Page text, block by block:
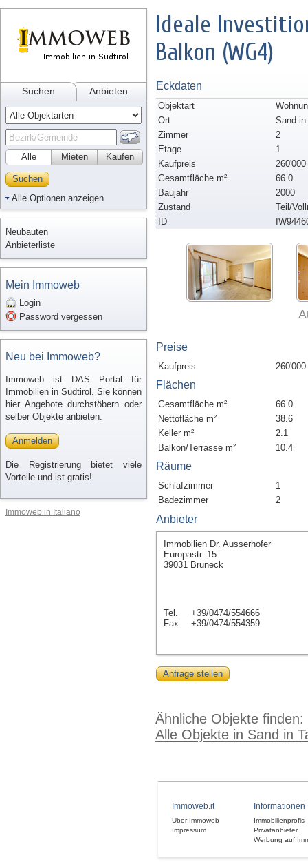
Suchen Anbieten
Alle Kaufen
Mieten
Suchen
Alle Optionen anzeigen
Neubauten
Anbieterliste
Mein Immoweb
Login
Password vergessen
Neu bei Immoweb?
Immoweb ist DAS Portal für
Immobilien in Südtirol. Sie können
hier Angebote durchstöbern oder
selber Objekte anbieten.
Anmelden
Die Registrierung bietet viele
Vorteile und ist gratis!
Immoweb in Italiano
Ideale
Balkon (WG4)
Eckdaten
Objektart
Ort
Sand in
Zimmer
2
Etage
1
Kaufpreis
260'000
Gesamtfläche m²
66.0
Baujahr
2000
Zustand
Teil/
ID
Preise
Kaufpreis 260'000
Flächen
Gesamtfläche m²
66.0
Nettofläche m²
38.6
Keller m²
2.1
Balkon/Terrasse m²
10.4
Räume
Schlafzimmer
1
Badezimmer
2
Anbieter
Immobilien Dr. Ausserhofer
Europastr. 15
39031 Bruneck
Tel.
+39/0474/554666
Fax.
+39/0474/554359
Anfrage stellen
Ähnliche Objekte finden:
Alle Objekte in Sand in
Immoweb.it
Über Immoweb
Impressum
Informationen
Immobilienprofis
Privatanbieter
Werbung auf